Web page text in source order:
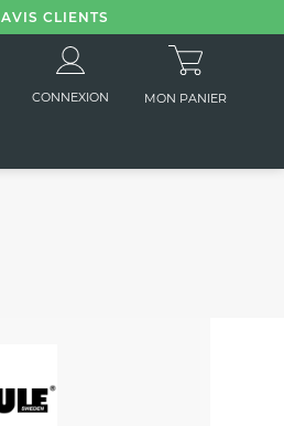
AVIS CLIENTS
CONNEXION MON PANIER